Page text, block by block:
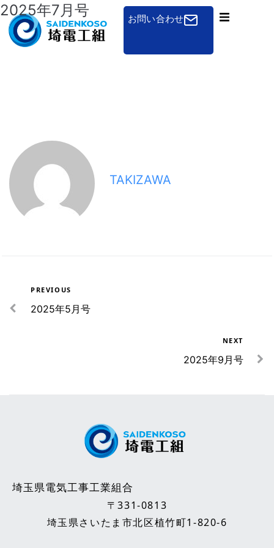
お問い合わせ
講習会
組合加入のご案内
その他
リンク
2025年7月号
TAKIZAWA
PREVIOUS
2025年5月号
NEXT
2025年9月号
埼玉県電気工事工業組合
〒331-0813
埼玉県さいたま市北区植竹町1-820-6